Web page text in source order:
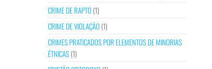
CRIME DE RAPTO (1)
CRIME DE VIOLAÇÃO (1)
CRIMES PRATICADOS POR ELEMENTOS DE MINORIAS
ÉTNICAS(1)